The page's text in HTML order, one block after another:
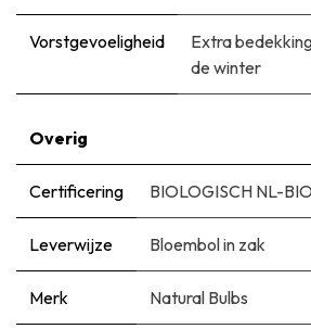
Vorstgevoeligheid
Extra
de winter
Overig
Certificering BIOLOGISCH NL-
Leverwijze Bloembol in zak
Merk Natural Bulbs